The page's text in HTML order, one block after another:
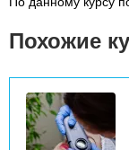
Похожие